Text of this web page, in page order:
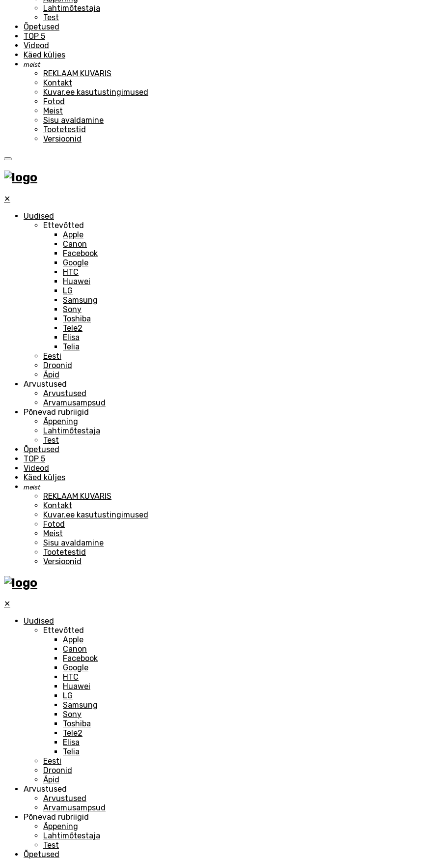
Lahtimõtestaja
Test
Õpetused
TOP 5
Videod
Käed küljes
meist
REKLAAM KUVARIS
Kontakt
Kuvar.ee kasutustingimused
Fotod
Meist
Sisu avaldamine
Tootetestid
Versioonid
✕
Uudised
Ettevõtted
Apple
Canon
Facebook
Google
HTC
Huawei
LG
Samsung
Sony
Toshiba
Tele2
Elisa
Telia
Eesti
Droonid
Äpid
Arvustused
Arvustused
Arvamusampsud
Põnevad rubriigid
Äppening
Lahtimõtestaja
Test
Õpetused
TOP 5
Videod
Käed küljes
meist
REKLAAM KUVARIS
Kontakt
Kuvar.ee kasutustingimused
Fotod
Meist
Sisu avaldamine
Tootetestid
Versioonid
✕
Uudised
Ettevõtted
Apple
Canon
Facebook
Google
HTC
Huawei
LG
Samsung
Sony
Toshiba
Tele2
Elisa
Telia
Eesti
Droonid
Äpid
Arvustused
Arvustused
Arvamusampsud
Põnevad rubriigid
Äppening
Lahtimõtestaja
Test
Õpetused